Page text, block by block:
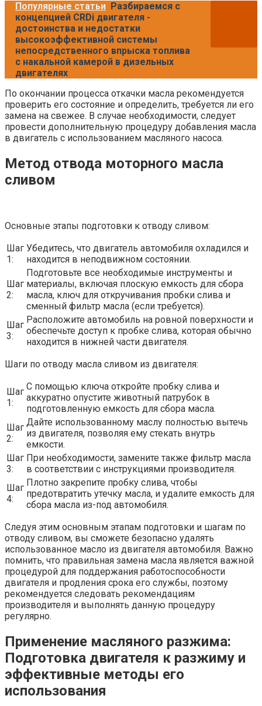
Популярные статьи Разбираемся с
концепцией CRDi двигателя -
достоинства и недостатки
высокоэффективной системы
непосредственного впрыска топлива
с накальной камерой в дизельных
двигателях
По окончании процесса откачки масла рекомендуется
проверить его состояние и определить, требуется ли его
замена на свежее. В случае необходимости, следует
провести дополнительную процедуру добавления масла
в двигатель с использованием масляного насоса.
Метод отвода моторного масла
сливом
Основные этапы подготовки к отводу сливом:
Шаг
1:
Убедитесь, что двигатель автомобиля охладился и
находится в неподвижном состоянии.
Шаг
2:
Подготовьте все необходимые инструменты и
материалы, включая плоскую емкость для сбора
масла, ключ для откручивания пробки слива и
сменный фильтр масла (если требуется).
Шаг
3:
Расположите автомобиль на ровной поверхности и
обеспечьте доступ к пробке слива, которая обычно
находится в нижней части двигателя.
Шаги по отводу масла сливом из двигателя:
Шаг
1:
С помощью ключа откройте пробку слива и
аккуратно опустите животный патрубок в
подготовленную емкость для сбора масла.
Шаг
2:
Дайте использованному маслу полностью вытечь
из двигателя, позволяя ему стекать внутрь
емкости.
Шаг
3:
При необходимости, замените также фильтр масла
в соответствии с инструкциями производителя.
Шаг
4:
Плотно закрепите пробку слива, чтобы
предотвратить утечку масла, и удалите емкость для
сбора масла из-под автомобиля.
Следуя этим основным этапам подготовки и шагам по
отводу сливом, вы сможете безопасно удалять
использованное масло из двигателя автомобиля. Важно
помнить, что правильная замена масла является важной
процедурой для поддержания работоспособности
двигателя и продления срока его службы, поэтому
рекомендуется следовать рекомендациям
производителя и выполнять данную процедуру
регулярно.
Применение масляного разжима:
Подготовка двигателя к разжиму и
эффективные методы его
использования